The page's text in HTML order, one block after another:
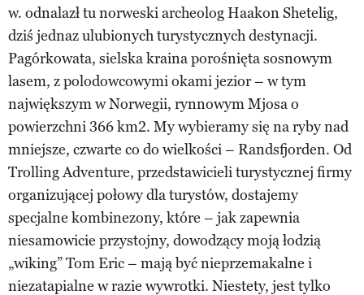
w. odnalazł tu norweski archeolog Haakon Shetelig,
dziś jednaz ulubionych turystycznych destynacji.
Pagórkowata, sielska kraina porośnięta sosnowym
lasem, z polodowcowymi okami jezior – w tym
największym w Norwegii, rynnowym Mjosa o
powierzchni 366 km2. My wybieramy się na ryby nad
mniejsze, czwarte co do wielkości – Randsfjorden. Od
Trolling Adventure, przedstawicieli turystycznej firmy
organizującej połowy dla turystów, dostajemy
specjalne kombinezony, które – jak zapewnia
niesamowicie przystojny, dowodzący moją łodzią
„wiking” Tom Eric – mają być nieprzemakalne i
niezatapialne w razie wywrotki. Niestety, jest tylko